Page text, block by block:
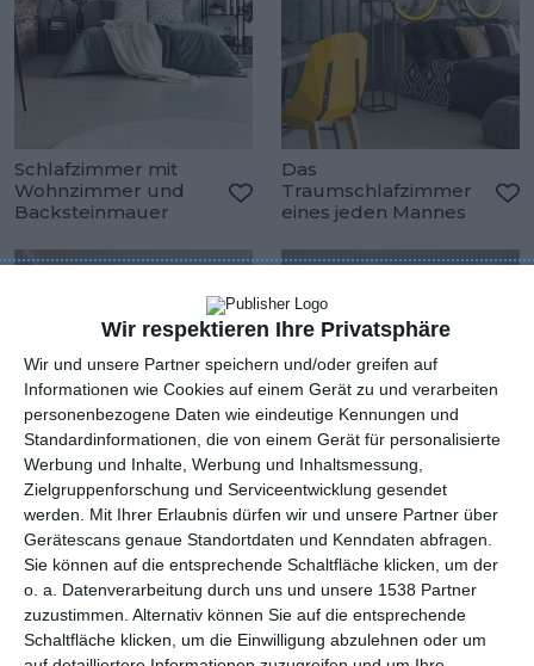
Wir respektieren Ihre Privatsphäre
Wir und unsere Partner speichern und/oder greifen auf
Informationen wie Cookies auf einem Gerät zu und verarbeiten
personenbezogene Daten wie eindeutige Kennungen und
Standardinformationen, die von einem Gerät für personalisierte
Werbung und Inhalte, Werbung und Inhaltsmessung,
Zielgruppenforschung und Serviceentwicklung gesendet
werden.
Mit Ihrer Erlaubnis dürfen wir und unsere Partner über
Gerätescans genaue Standortdaten und Kenndaten abfragen.
Sie können auf die entsprechende Schaltfläche klicken, um der
o. a. Datenverarbeitung durch uns und unsere 1538 Partner
zuzustimmen. Alternativ können Sie auf die entsprechende
Schaltfläche klicken, um die Einwilligung abzulehnen oder um
Schlafzimmer mit
Wohnzimmer und
Backsteinmauer
Zu den Favoriten hinzufügen
Das
Traumschlafzimmer
eines jeden Mannes
Schlafzimmer mit
großem
Kleiderschrank
Zu den Favoriten hinzufügen
Geräumiges
Schlafzimmer